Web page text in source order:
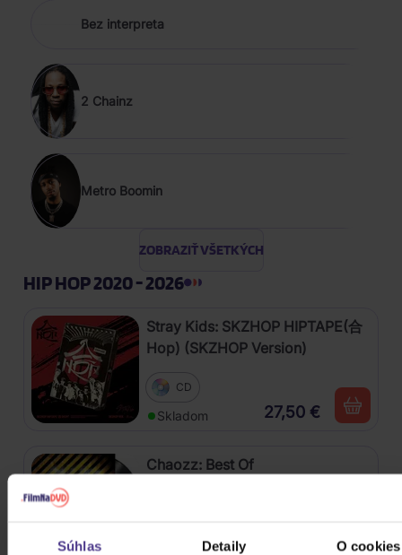
Súhlas Detaily O cookies
Bez interpreta
2 Chainz
Metro Boomin
ZOBRAZIŤ VŠETKÝCH
HIP HOP 2020 - 2026
Stray Kids: SKZHOP HIPTAPE(合
Hop) (SKZHOP Version)
CD
Skladom 27,50 €
Chaozz: Best Of